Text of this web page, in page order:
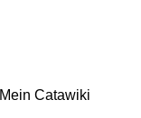
Mein Catawiki